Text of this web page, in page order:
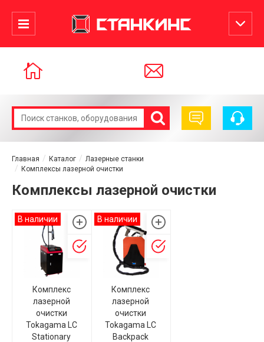
Главная Каталог
Лазерные станки
Комплексы лазерной очистки
Комплексы лазерной очистки
В наличии
Комплекс
лазерной
очистки
Tokagama LC
Stationary
В наличии
Комплекс
лазерной
очистки
Tokagama LC
Backpack